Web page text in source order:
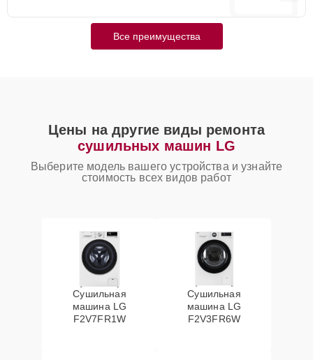
Все преимущества
Цены на другие виды ремонта
сушильных машин LG
Выберите модель вашего устройства и узнайте
стоимость всех видов работ
Сушильная
машина LG
F2V7FR1W
Сушильная
машина LG
F2V3FR6W